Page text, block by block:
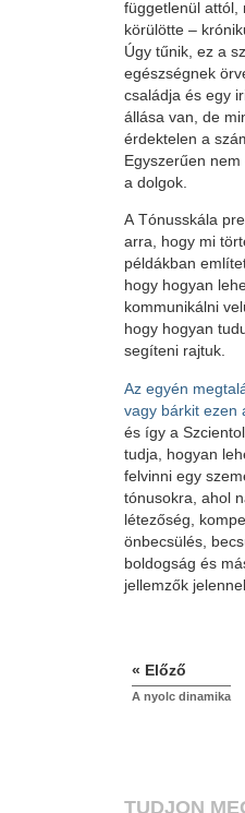
függetlenül attól,
körülötte –
Úgy tűnik, ez a
egészségnek
családja és egy
állása van, de
érdektelen a
Egyszerűen nem
a dolgok.
A Tónusskála
arra, hogy mi
példákban
hogy hogyan
kommunikálni
hogy hogyan
segíteni rajtuk.
Az egyén
vagy bárkit ezen
és így a
tudja, hogyan
felvinni egy
tónusokra, ahol
létezőség,
önbecsülés,
boldogság és
jellemzők
« Előző
A nyolc dinamika
TUDJON